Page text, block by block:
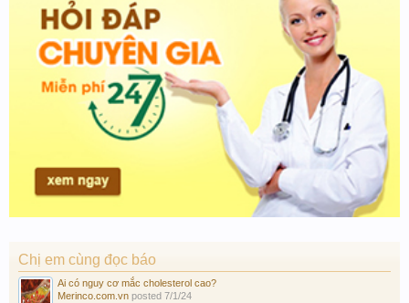
Chị em cùng đọc báo
Ai có nguy cơ mắc cholesterol cao?
Merinco.com.vn posted 7/1/24